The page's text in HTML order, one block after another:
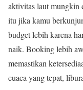
aktivitas laut mungkin
itu jika kamu
budget lebih karena
naik. Booking lebih
memastikan
cuaca yang tepat,